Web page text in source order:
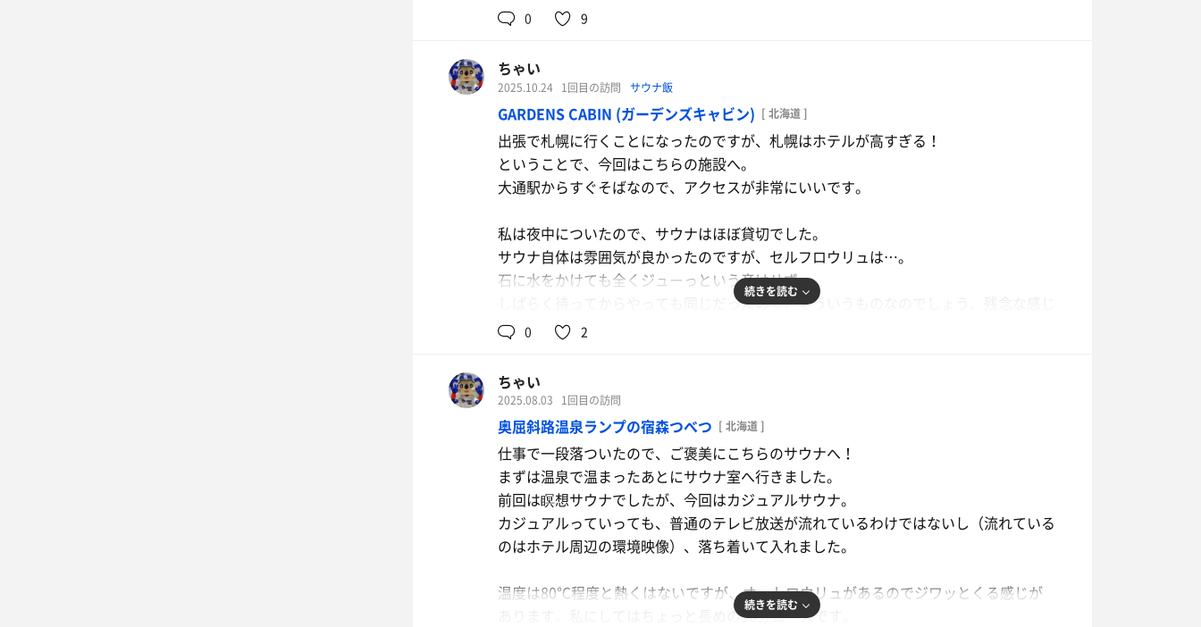
こちらの施設、会員制度があって、会員だと500円引きで入れます。年会費は10,000円
なので、21回以上入りに来ないと元は取れなさそうですが、2週に1回でこのスペース
を使い放題と考えればいいのかもしれませんね。
あと、駐車場はお向かいのナップス駐車場だと無料です。割引認証が必要なので、駐車
券は忘れずに受付に出しましょう（帰りに認証された券をくれます）。
相変わらず、湿度がいい感じです。
ただ、外のインフィニティチェアが撤去されていました。
冬だからでしょうかね。残念ですが、まあ仕方なし。
ゆっくりしすぎて真っ暗なので、帰りは鹿に気をつけなければ🦌
0 9
ちゃい
2025.10.24 1回目の訪問 サウナ飯
GARDENS CABIN (ガーデンズキャビン) [ 北海道 ]
出張で札幌に行くことになったのですが、札幌はホテルが高すぎる！
ということで、今回はこちらの施設へ。
大通駅からすぐそばなので、アクセスが非常にいいです。
私は夜中についたので、サウナはほぼ貸切でした。
サウナ自体は雰囲気が良かったのですが、セルフロウリュは…。
石に水をかけても全くジューっという音はせず…。
しばらく待ってからやっても同じだったので、そういうものなのでしょう。残念な感じ
でした。
脱衣所の一角にインフィニティチェアがありました。
しかも個室なのでとても落ち着けました。
サウナ自体はとてもいい温度だったし、水風呂もしっかりと冷たかったので、セルフロ
ウリュさえなぁと惜しく感じました。
サウナのあとは、1階のセブンに行ってビールと麻辣湯を買ってきて、2階のラウンジ
でちょっぴりサ飯でいい夜でした（ラウンジが夜中でもフリーで使えて良かった！）。
交通機関の関係でホテルに着いたのが24時前になってしまったので、あと、もう少し
早く着けたらもっと満喫できたんでしょうね。
続きを読む
0 2
ちゃい
2025.08.03 1回目の訪問
奥屈斜路温泉ランプの宿森つべつ [ 北海道 ]
仕事で一段落ついたので、ご褒美にこちらのサウナへ！
まずは温泉で温まったあとにサウナ室へ行きました。
前回は瞑想サウナでしたが、今回はカジュアルサウナ。
カジュアルっていっても、普通のテレビ放送が流れているわけではないし（流れている
のはホテル周辺の環境映像）、落ち着いて入れました。
温度は80℃程度と熱くはないですが、オートロウリュがあるのでジワッとくる感じが
あります。私にしてはちょっと長めの10分コースです。
続きを読む